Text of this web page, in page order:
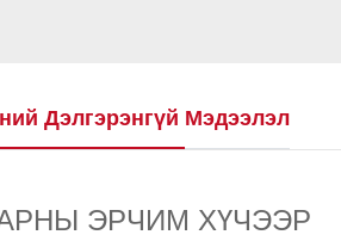
Дэлгэрэнгүй Мэдээлэл
ЭРЧИМ ХҮЧЭЭР